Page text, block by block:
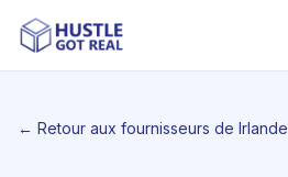
← Retour aux fournisseurs de Irlande